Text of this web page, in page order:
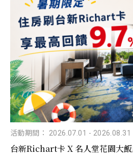
活動期間： 2026.07.01 - 2026.08.31
台新Richart卡 X 名人堂花園大